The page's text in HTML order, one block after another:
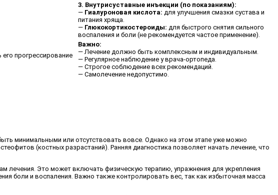
3. Внутрисуставные инъекции (по показаниям):
— Гиалуроновая кислота: для улучшения смазки сустава и
питания хряща.
— Глюкокортикостероиды: для быстрого снятия сильного
воспаления и боли (не рекомендуется частое применение).
прогрессирование
Важно:
— Лечение должно быть комплексным и индивидуальным.
— Регулярное наблюдение у врача-ортопеда.
— Строгое соблюдение всех рекомендаций.
— Самолечение недопустимо.
минимальными или отсутствовать вовсе. Однако на этом этапе уже можно
(костных разрастаний). Ранняя диагностика позволяет начать лечение, что
лечения. Это может включать физическую терапию, упражнения для укрепления
боли и воспаления. Важно также контролировать вес, так как избыточная масса